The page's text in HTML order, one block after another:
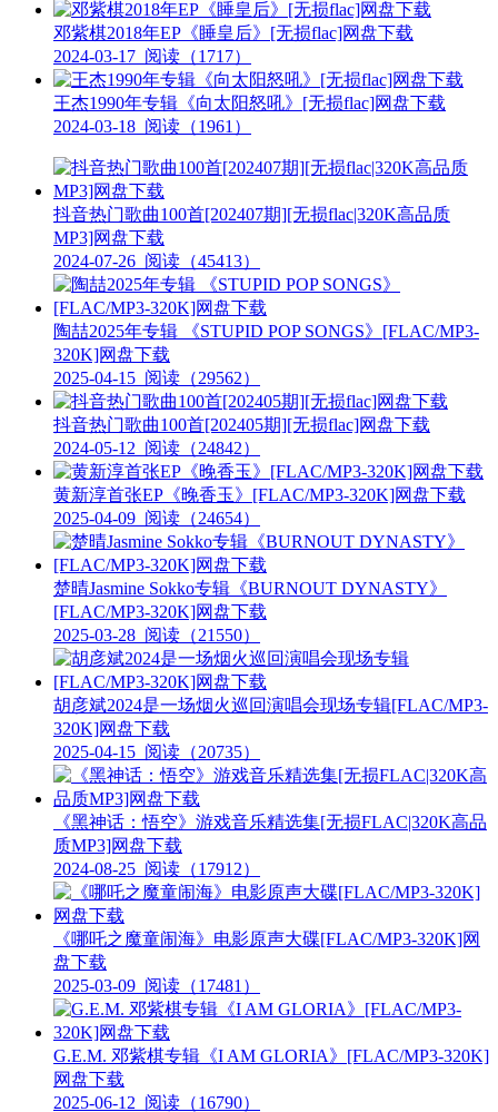
邓紫棋2018年EP《睡皇后》[无损flac]网盘下载
2024-03-17 阅读（1717）
王杰1990年专辑《向太阳怒吼》[无损flac]网盘下载
2024-03-18 阅读（1961）
抖音热门歌曲100首[202407期][无损flac|320K高品质
MP3]网盘下载
2024-07-26 阅读（45413）
陶喆2025年专辑 《STUPID POP SONGS》[FLAC/MP3-
320K]网盘下载
2025-04-15 阅读（29562）
抖音热门歌曲100首[202405期][无损flac]网盘下载
2024-05-12 阅读（24842）
黄新淳首张EP《晚香玉》[FLAC/MP3-320K]网盘下载
2025-04-09 阅读（24654）
楚晴Jasmine Sokko专辑《BURNOUT DYNASTY》
[FLAC/MP3-320K]网盘下载
2025-03-28 阅读（21550）
胡彦斌2024是一场烟火巡回演唱会现场专辑[FLAC/MP3-
320K]网盘下载
2025-04-15 阅读（20735）
《黑神话：悟空》游戏音乐精选集[无损FLAC|320K高品
质MP3]网盘下载
2024-08-25 阅读（17912）
《哪吒之魔童闹海》电影原声大碟[FLAC/MP3-320K]网
盘下载
2025-03-09 阅读（17481）
G.E.M. 邓紫棋专辑《I AM GLORIA》[FLAC/MP3-320K]
网盘下载
2025-06-12 阅读（16790）